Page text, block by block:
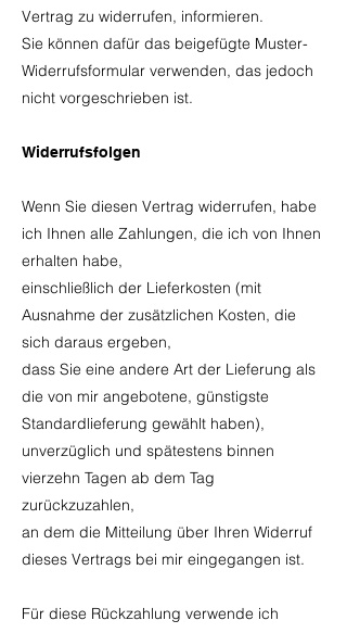
Vertrag zu widerrufen, informieren.
Sie können dafür das beigefügte Muster-
Widerrufsformular verwenden, das jedoch
nicht vorgeschrieben ist.
Widerrufsfolgen
Wenn Sie diesen Vertrag widerrufen, habe
ich Ihnen alle Zahlungen, die ich von Ihnen
erhalten habe,
einschließlich der Lieferkosten (mit
Ausnahme der zusätzlichen Kosten, die
sich daraus ergeben,
dass Sie eine andere Art der Lieferung als
die von mir angebotene, günstigste
Standardlieferung gewählt haben),
unverzüglich und spätestens binnen
vierzehn Tagen ab dem Tag
zurückzuzahlen,
an dem die Mitteilung über Ihren Widerruf
dieses Vertrags bei mir eingegangen ist.
Für diese Rückzahlung verwende ich